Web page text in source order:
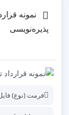
نمونه
پذیره‌نویسی
فرمت (نوع)